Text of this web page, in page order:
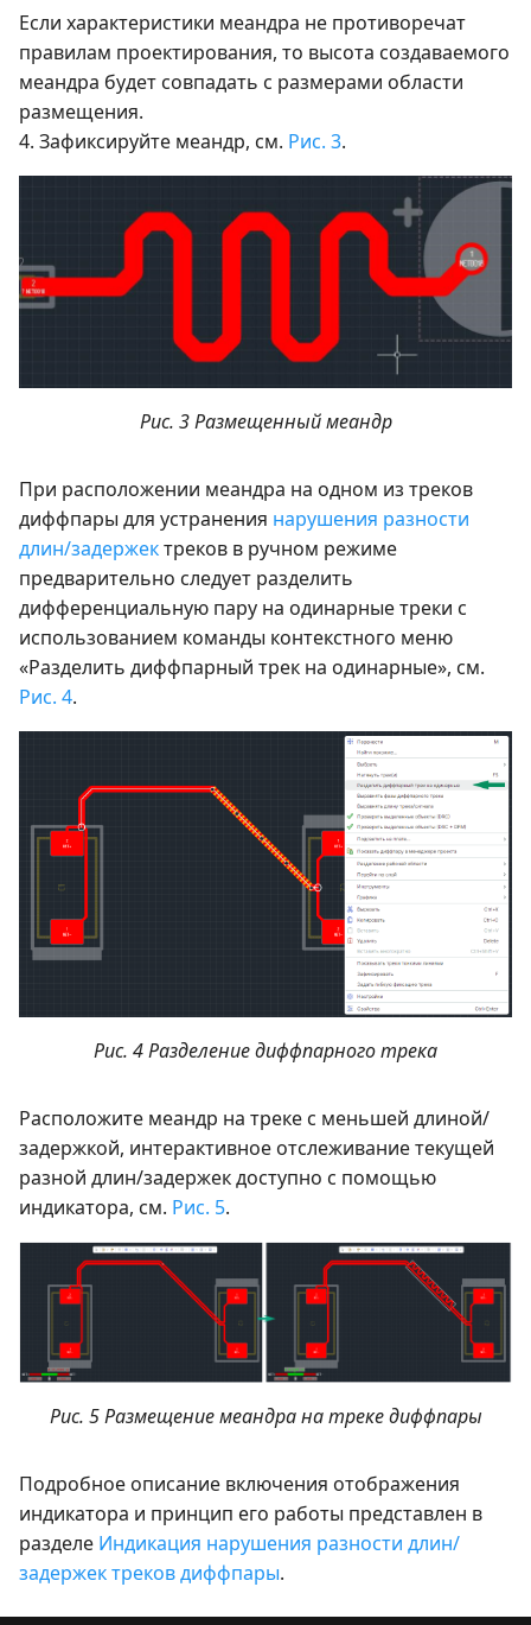
Если характеристики меандра не противоречат
правилам проектирования, то высота создаваемого
меандра будет совпадать с размерами области
размещения.
4. Зафиксируйте меандр, см. Рис. 3.
Рис. 3 Размещенный меандр
При расположении меандра на одном из треков
диффпары для устранения нарушения разности
длин/задержектреков в ручном режиме
предварительно следует разделить
дифференциальную пару на одинарные треки с
использованием команды контекстного меню
«Разделить диффпарный трек на одинарные», см.
Рис. 4.
Рис. 4 Разделение диффпарного трека
Расположите меандр на треке с меньшей длиной/
задержкой, интерактивное отслеживание текущей
разной длин/задержек доступно с помощью
индикатора, см. Рис. 5.
Рис. 5 Размещение меандра на треке диффпары
Подробное описание включения отображения
индикатора и принцип его работы представлен в
разделе Индикация нарушения разности длин/
задержек треков диффпары.